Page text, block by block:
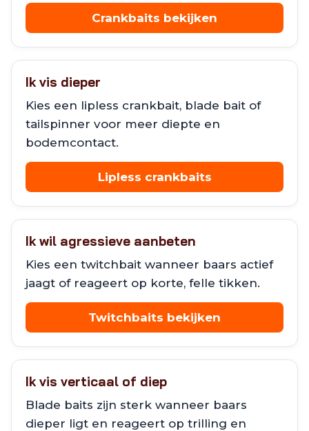
Crankbaits bekijken
Ik vis dieper
Kies een lipless crankbait, blade bait of
tailspinner voor meer diepte en
bodemcontact.
Lipless crankbaits
Ik wil agressieve aanbeten
Kies een twitchbait wanneer baars actief
jaagt of reageert op korte, felle tikken.
Twitchbaits bekijken
Ik vis verticaal of diep
Blade baits zijn sterk wanneer baars
dieper ligt en reageert op trilling en